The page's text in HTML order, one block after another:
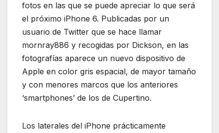
fotos en las que se puede apreciar lo que será
el próximo iPhone 6. Publicadas por un
usuario de Twitter que se hace llamar
mornray886 y recogidas por Dickson, en las
fotografías aparece un nuevo dispositivo de
Apple en color gris espacial, de mayor tamaño
y con menores marcos que los anteriores
‘smartphones’ de los de Cupertino.
Los laterales del iPhone prácticamente